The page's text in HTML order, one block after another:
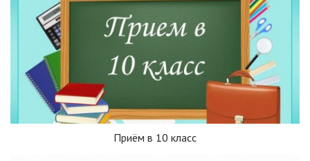
Приём в 10 класс